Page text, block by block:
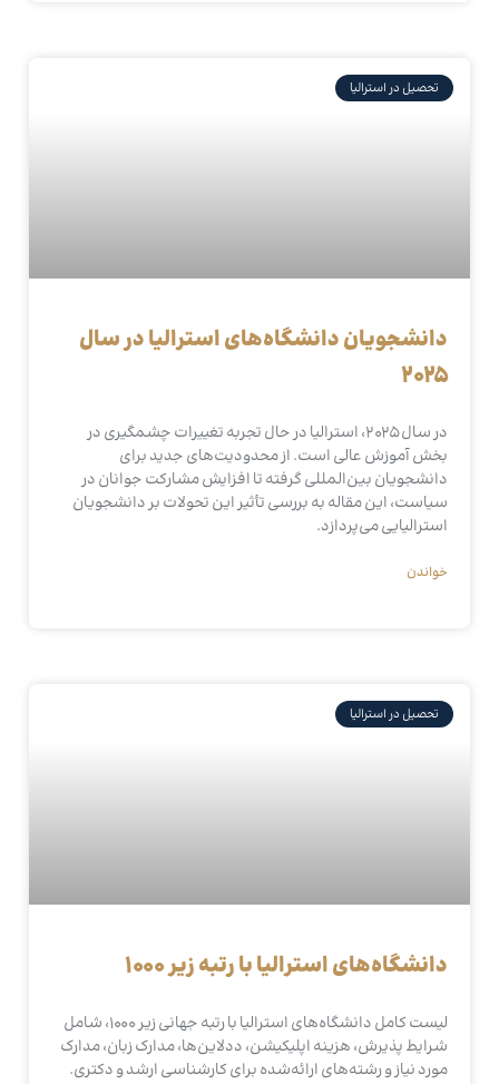
تحصیل در استرالیا
دانشجویان دانشگاه‌های استرالیا در سال
۲۰۲۵
در سال ۲۰۲۵، استرالیا در حال تجربه تغییرات چشمگیری در
بخش آموزش عالی است. از محدودیت‌های جدید برای
دانشجویان بین‌المللی گرفته تا افزایش مشارکت جوانان در
سیاست، این مقاله به بررسی تأثیر این تحولات بر دانشجویان
استرالیایی می‌پردازد.
خواندن
تحصیل در استرالیا
دانشگاه‌های استرالیا با رتبه زیر ۱۰۰۰
لیست کامل دانشگاه‌های استرالیا با رتبه جهانی زیر ۱۰۰۰، شامل
شرایط پذیرش، هزینه اپلیکیشن، ددلاین‌ها، مدارک زبان، مدارک
مورد نیاز و رشته‌های ارائه‌شده برای کارشناسی ارشد و دکتری.